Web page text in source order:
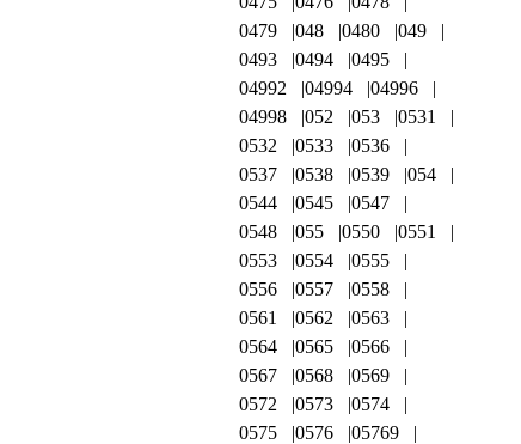
0479
048 0480
049
0493
0494
0495
04992
04994
04996
04998
052 053
0531
0532
0533
0536
0537
0538 0539
054
0544
0545
0547
0548
055 0550
0551
0553
0554
0555
0556
0557
0558
0561
0562
0563
0564
0565
0566
0567
0568
0569
0572
0573
0574
0575
0576
05769